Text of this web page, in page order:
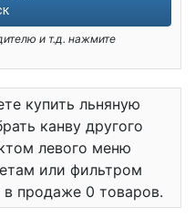
и т.д. нажмите
купить льняную
канву другого
левого меню
или фильтром
продаже 0 товаров.